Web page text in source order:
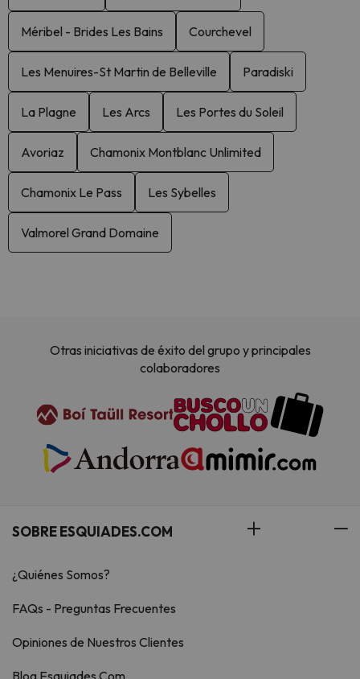
Méribel - Brides Les Bains Courchevel
Les Menuires-St Martin de Belleville Paradiski
La Plagne Les Arcs Les Portes du Soleil
Avoriaz Chamonix Montblanc Unlimited
Chamonix Le Pass Les Sybelles
Valmorel Grand Domaine
Otras iniciativas de éxito del grupo y principales
colaboradores
SOBRE ESQUIADES.COM
¿Quiénes Somos?
FAQs - Preguntas Frecuentes
Opiniones de Nuestros Clientes